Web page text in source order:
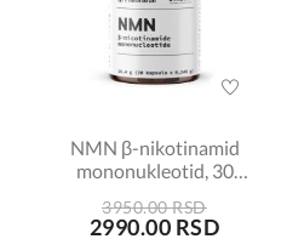
NMN β-nikotinamid
mononukleotid, 30
3950.00 RSD
2990.00 RSD